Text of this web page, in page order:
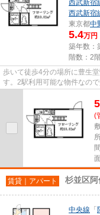
西武新宿
西武新宿
東京都中
5.4万円
築年数：
階数：2
歩いて徒歩4分の場所に豊生
す。2駅利用可能な物件なの
(
賃貸｜アパート 杉並区阿
中央線 「